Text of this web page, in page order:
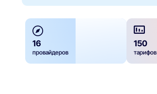
16
провайдеров
150
тарифов